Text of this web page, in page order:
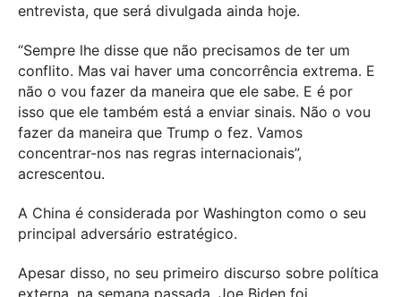
entrevista, que será divulgada ainda hoje.
“Sempre lhe disse que não precisamos de ter um
conflito. Mas vai haver uma concorrência extrema. E
não o vou fazer da maneira que ele sabe. E é por
isso que ele também está a enviar sinais. Não o vou
fazer da maneira que Trump o fez. Vamos
concentrar-nos nas regras internacionais”,
acrescentou.
A China é considerada por Washington como o seu
principal adversário estratégico.
Apesar disso, no seu primeiro discurso sobre política
externa, na semana passada, Joe Biden foi